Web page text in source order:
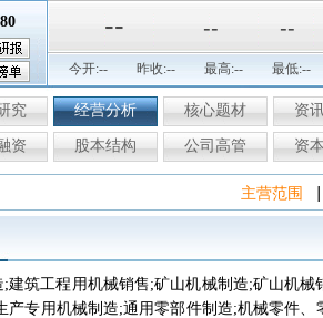
业 -- -- --
今开:-- 昨收:-- 最高:-- 最低:--
究 经营分析 核心题材 资
资 股本结构 公司高管 资
主营范围
建筑工程用机械销售;矿山机械制造;矿山机
产专用机械制造;通用零部件制造;机械零件